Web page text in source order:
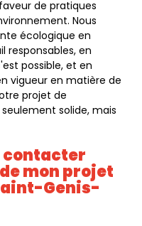
de pratiques
Nous
écologique en
responsables, en
possible, et en
vigueur en matière de
projet de
solide, mais
contacter
mon projet
Genis-